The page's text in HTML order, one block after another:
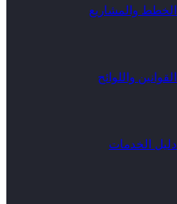
الخطط والمشاريع
القوانين واللوائح
دليل الخدمات